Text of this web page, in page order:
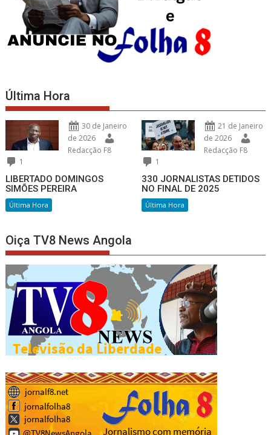
Última Hora
30 de Janeiro
de 2026
Redacção F8
1
LIBERTADO DOMINGOS
SIMÕES PEREIRA
Última Hora
21 de Janeiro
de 2026
Redacção F8
1
330 JORNALISTAS DETIDOS
NO FINAL DE 2025
Última Hora
Oiça TV8 News Angola